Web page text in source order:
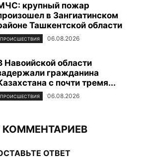
крупный пожар
в Зангиатинском
Ташкентской области
ПРОИСШЕСТВИЯ 06.08.2026
Навоийской области
гражданина
с почти тремя...
ПРОИСШЕСТВИЯ 06.08.2026
КОММЕНТАРИЕВ
ОТВЕТ